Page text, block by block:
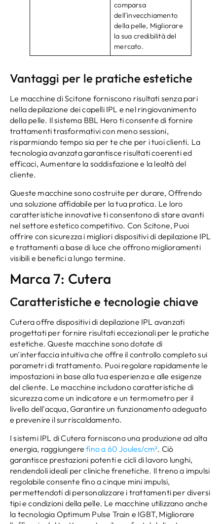
comparsa
dell'invecchiamento
della pelle, Migliorare
la sua credibilità del
mercato.
Vantaggi per le pratiche estetiche
Le macchine di Scitone forniscono risultati senza pari
nella depilazione dei capelli IPL e nel ringiovanimento
della pelle. Il sistema BBL Hero ti consente di fornire
trattamenti trasformativi con meno sessioni,
risparmiando tempo sia per te che per i tuoi clienti. La
tecnologia avanzata garantisce risultati coerenti ed
efficaci, Aumentare la soddisfazione e la lealtà del
cliente.
Queste macchine sono costruite per durare, Offrendo
una soluzione affidabile per la tua pratica. Le loro
caratteristiche innovative ti consentono di stare avanti
nel settore estetico competitivo. Con Scitone, Puoi
offrire con sicurezza i migliori dispositivi di depilazione IPL
e trattamenti a base di luce che offrono miglioramenti
visibili e benefici a lungo termine.
Marca 7: Cutera
Caratteristiche e tecnologie chiave
Cutera offre dispositivi di depilazione IPL avanzati
progettati per fornire risultati eccezionali per le pratiche
estetiche. Queste macchine sono dotate di
un'interfaccia intuitiva che offre il controllo completo sui
parametri di trattamento. Puoi regolare rapidamente le
impostazioni in base alla tua esperienza e alle esigenze
del cliente. Le macchine includono caratteristiche di
sicurezza come un indicatore e un termometro per il
livello dell'acqua, Garantire un funzionamento adeguato
e prevenire il surriscaldamento.
I sistemi IPL di Cutera forniscono una produzione ad alta
energia, raggiungerefino a 60 Joules/cm². Ciò
garantisce prestazioni potenti e cicli di lavoro lunghi,
rendendoli ideali per cliniche frenetiche. Il treno a impulsi
regolabile consente fino a cinque mini impulsi,
permettendoti di personalizzare i trattamenti per diversi
tipi e condizioni della pelle. Le macchine utilizzano anche
la tecnologia Optimum Pulse Train e IGBT, Migliorare